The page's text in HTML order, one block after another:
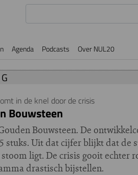
Agenda Podcasts Over NUL20
in de knel door de crisis
Bouwsteen
Bouwsteen. De
stuks. Uit dat cijfer blijkt dat de
ligt. De crisis gooit echter
drastisch bijstellen.